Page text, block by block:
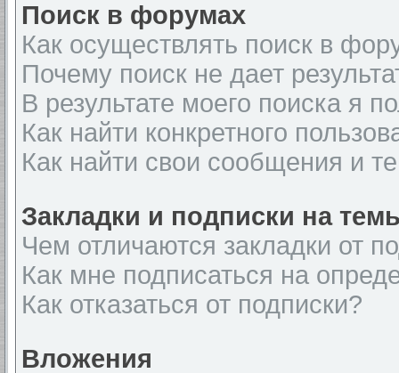
Поиск в форумах
Как осуществлять поиск в
Почему поиск не дает
В результате моего поиска я
Как найти конкретного
Как найти свои сообщения и
Закладки и подписки на
Чем отличаются закладки от
Как мне подписаться на
Как отказаться от подписки?
Вложения